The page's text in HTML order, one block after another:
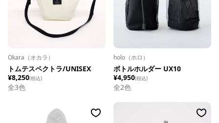
Okara（オカラ）
トムテスペクトラ/UNISEX
¥8,250(税込)
全3色
holo（ホロ）
ボトルホルダー UX10
¥4,950(税込)
全2色